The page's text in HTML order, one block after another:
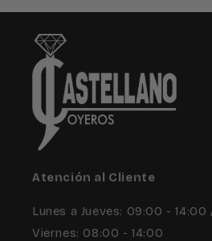
Atención al Cliente
Lunes a Jueves: 09:00 -
Viernes: 08:00 - 14:00